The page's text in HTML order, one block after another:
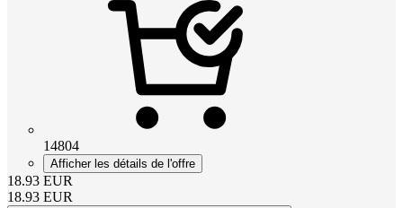
14804
Afficher les détails de l'offre
18.93 EUR
18.93 EUR